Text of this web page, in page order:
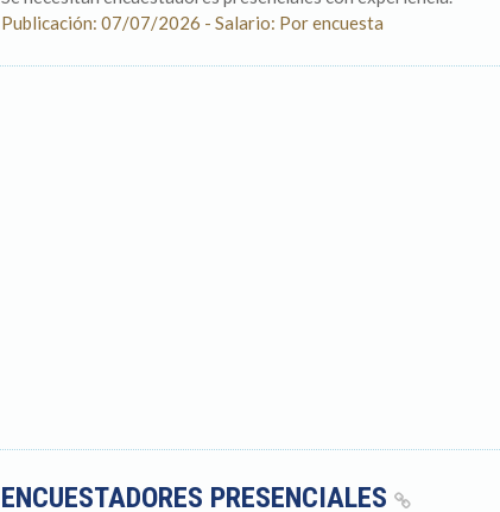
Publicación: 07/07/2026 - Salario: Por encuesta
ENCUESTADORES PRESENCIALES